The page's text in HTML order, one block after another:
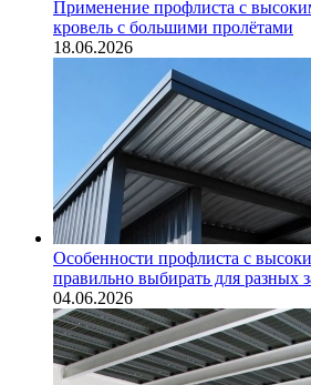
Применение профлиста с
кровель с большими пролётами
18.06.2026
Особенности профлиста с
правильно выбирать для разных
04.06.2026